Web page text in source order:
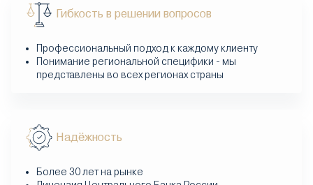
Гибкость в решении вопросов
Профессиональный подход к каждому клиенту
Понимание региональной специфики - мы
представлены во всех регионах страны
Надёжность
Более 30 лет на рынке